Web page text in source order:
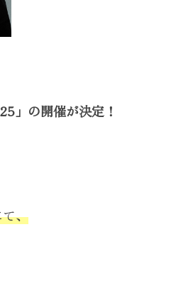
」の開催が決定！
、